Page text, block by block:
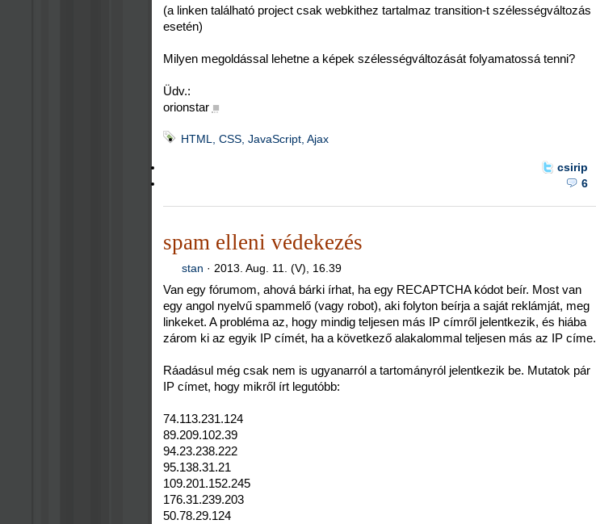
(a linken található project csak webkithez tartalmaz transition-t szélességváltozás
esetén)
Milyen megoldással lehetne a képek szélességváltozását folyamatossá tenni?
Üdv.:
orionstar ■
HTML, CSS, JavaScript, Ajax
csirip
6
spam elleni védekezés
stan · 2013. Aug. 11. (V), 16.39
Van egy fórumom, ahová bárki írhat, ha egy RECAPTCHA kódot beír. Most van
egy angol nyelvű spammelő (vagy robot), aki folyton beírja a saját reklámját, meg
linkeket. A probléma az, hogy mindig teljesen más IP címről jelentkezik, és hiába
zárom ki az egyik IP címét, ha a következő alakalommal teljesen más az IP címe.
Ráadásul még csak nem is ugyanarról a tartományról jelentkezik be. Mutatok pár
IP címet, hogy mikről írt legutóbb:
74.113.231.124
89.209.102.39
94.23.238.222
95.138.31.21
109.201.152.245
176.31.239.203
50.78.29.124